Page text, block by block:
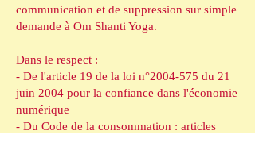
communication et de suppression sur simple
demande à Om Shanti Yoga.
Dans le respect :
- De l'article 19 de la loi n°2004-575 du 21
juin 2004 pour la confiance dans l'économie
numérique
- Du Code de la consommation : articles